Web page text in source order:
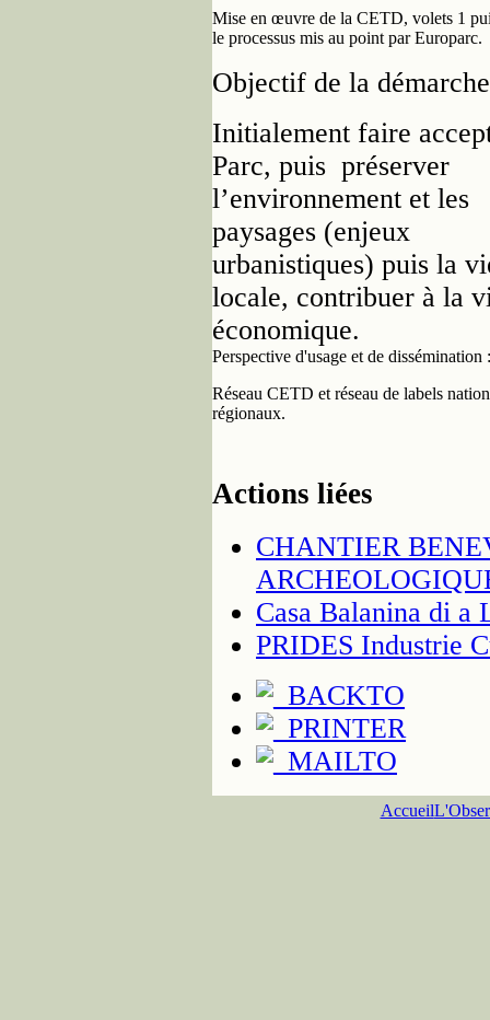
Mise en œuvre de la CETD, volets 1
le processus mis au point par Europarc.
Objectif de la
Initialement faire
Parc, puis préserver
l’environnement et les
paysages (enjeux
urbanistiques) puis la
locale, contribuer à la
économique.
Perspective d'usage et de dissémination :
Réseau CETD et réseau de labels
régionaux.
Actions liées
CHANTIER
Casa Balanina di a
PRIDES Industrie
Accueil